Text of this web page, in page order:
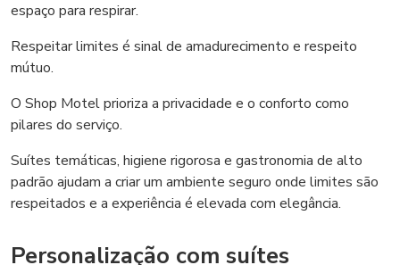
espaço para respirar.
Respeitar limites é sinal de amadurecimento e respeito
mútuo.
O Shop Motel prioriza a privacidade e o conforto como
pilares do serviço.
Suítes temáticas, higiene rigorosa e gastronomia de alto
padrão ajudam a criar um ambiente seguro onde limites são
respeitados e a experiência é elevada com elegância.
Personalização com suítes